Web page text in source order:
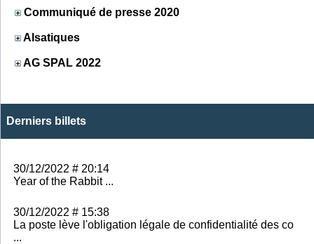
Communiqué de presse 2020
Alsatiques
AG SPAL 2022
Derniers billets
30/12/2022 # 20:14
Year of the Rabbit ...
30/12/2022 # 15:38
La poste lève l'obligation légale de confidentialité des co
...